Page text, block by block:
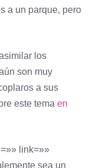
a un parque, pero
los
son muy
a sus
este tema en
link=»»
sea un